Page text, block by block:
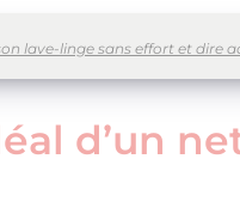
lave-linge sans effort et dire
d’un